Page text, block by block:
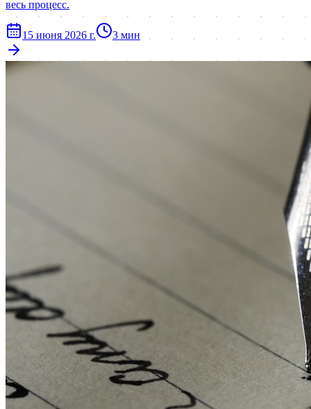
весь процесс.
15 июня 2026 г. 3 мин